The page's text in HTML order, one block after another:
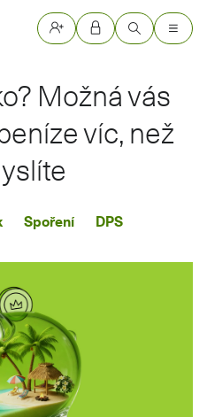
Možná vás
víc, než
Spoření DPS